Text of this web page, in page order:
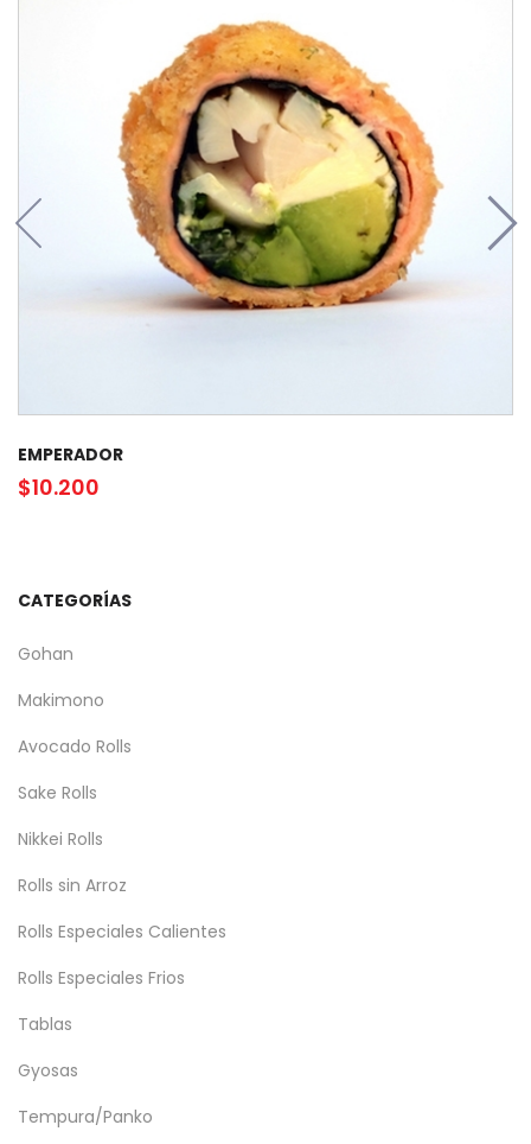
EMPERADOR
$10.200
CATEGORÍAS
Gohan
Makimono
Avocado Rolls
Sake Rolls
Nikkei Rolls
Rolls sin Arroz
Rolls Especiales Calientes
Rolls Especiales Frios
Tablas
Gyosas
Tempura/Panko